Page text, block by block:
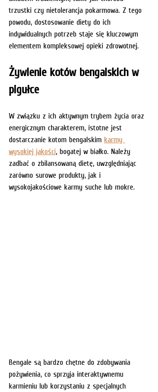
trzustki czy nietolerancja pokarmowa. Z tego
powodu, dostosowanie diety do ich
indywidualnych potrzeb staje się kluczowym
elementem kompleksowej opieki zdrowotnej.
Żywienie kotów bengalskich w
pigułce
W związku z ich aktywnym trybem życia oraz
energicznym charakterem, istotne jest
dostarczanie kotom bengalskim karmy
wysokiej jakości, bogatej w białko. Należy
zadbać o zbilansowaną dietę, uwzględniając
zarówno surowe produkty, jak i
wysokojakościowe karmy suche lub mokre.
Bengale są bardzo chętne do zdobywania
pożywienia, co sprzyja interaktywnemu
karmieniu lub korzystaniu z specjalnych